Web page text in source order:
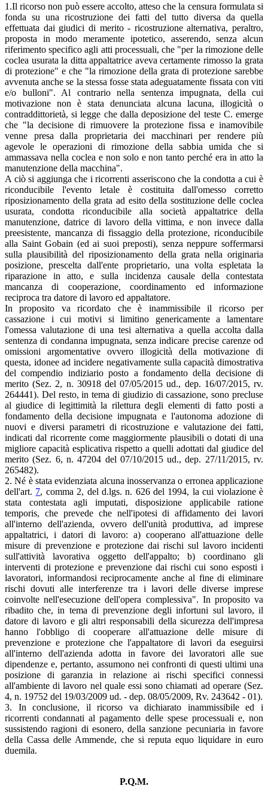
1.Il ricorso non può essere accolto, atteso che la censura formulata si
fonda su una ricostruzione dei fatti del tutto diversa da quella
effettuata dai giudici di merito - ricostruzione alternativa, peraltro,
proposta in modo meramente ipotetico, asserendo, senza alcun
riferimento specifico agli atti processuali, che "per la rimozione delle
coclea usurata la ditta appaltatrice aveva certamente rimosso la grata
di protezione" e che "la rimozione della grata di protezione sarebbe
avvenuta anche se la stessa fosse stata adeguatamente fissata con viti
e/o bulloni". Al contrario nella sentenza impugnata, della cui
motivazione non è stata denunciata alcuna lacuna, illogicità o
contraddittorietà, si legge che dalla deposizione del teste C. emerge
che "la decisione di rimuovere la protezione fissa e inamovibile
venne presa dalla proprietaria dei macchinari per rendere più
agevole le operazioni di rimozione della sabbia umida che si
ammassava nella coclea e non solo e non tanto perché era in atto la
manutenzione della macchina".
A ciò si aggiunga che i ricorrenti asseriscono che la condotta a cui è
riconducibile l'evento letale è costituita dall'omesso corretto
riposizionamento della grata ad esito della sostituzione delle coclea
usurata, condotta riconducibile alla società appaltatrice della
manutenzione, datrice di lavoro della vittima, e non invece dalla
preesistente, mancanza di fissaggio della protezione, riconducibile
alla Saint Gobain (ed ai suoi preposti), senza neppure soffermarsi
sulla plausibilità del riposizionamento della grata nella originaria
posizione, prescelta dall'ente proprietario, una volta espletata la
riparazione in atto, e sulla incidenza causale della contestata
mancanza di cooperazione, coordinamento ed informazione
reciproca tra datore di lavoro ed appaltatore.
In proposito va ricordato che è inammissibile il ricorso per
cassazione i cui motivi si limitino genericamente a lamentare
l'omessa valutazione di una tesi alternativa a quella accolta dalla
sentenza di condanna impugnata, senza indicare precise carenze od
omissioni argomentative ovvero illogicità della motivazione di
questa, idonee ad incidere negativamente sulla capacità dimostrativa
del compendio indiziario posto a fondamento della decisione di
merito (Sez. 2, n. 30918 del 07/05/2015 ud., dep. 16/07/2015, rv.
264441). Del resto, in tema di giudizio di cassazione, sono precluse
al giudice di legittimità la rilettura degli elementi di fatto posti a
fondamento della decisione impugnata e l'autonoma adozione di
nuovi e diversi parametri di ricostruzione e valutazione dei fatti,
indicati dal ricorrente come maggiormente plausibili o dotati di una
migliore capacità esplicativa rispetto a quelli adottati dal giudice del
merito (Sez. 6, n. 47204 del 07/10/2015 ud., dep. 27/11/2015, rv.
265482).
2. Né è stata evidenziata alcuna inosservanza o erronea applicazione
dell'art. 7, comma 2, del d.lgs. n. 626 del 1994, la cui violazione è
stata contestata agli imputati, disposizione applicabile ratione
temporis, che prevede che nell'ipotesi di affidamento dei lavori
all'interno dell'azienda, ovvero dell'unità produttiva, ad imprese
appaltatrici, i datori di lavoro: a) cooperano all'attuazione delle
misure di prevenzione e protezione dai rischi sul lavoro incidenti
sull'attività lavorativa oggetto dell'appalto; b) coordinano gli
interventi di protezione e prevenzione dai rischi cui sono esposti i
lavoratori, informandosi reciprocamente anche al fine di eliminare
rischi dovuti alle interferenze tra i lavori delle diverse imprese
coinvolte nell'esecuzione dell'opera complessiva". In proposito va
ribadito che, in tema di prevenzione degli infortuni sul lavoro, il
datore di lavoro e gli altri responsabili della sicurezza dell'impresa
hanno l'obbligo di cooperare all'attuazione delle misure di
prevenzione e protezione che l'appaltatore di lavori da eseguirsi
all'interno dell'azienda adotta in favore dei lavoratori alle sue
dipendenze e, pertanto, assumono nei confronti di questi ultimi una
posizione di garanzia in relazione ai rischi specifici connessi
all'ambiente di lavoro nel quale essi sono chiamati ad operare (Sez.
4, n. 19752 del 19/03/2009 ud. - dep. 08/05/2009, Rv. 243642 - 01).
3. In conclusione, il ricorso va dichiarato inammissibile ed i
ricorrenti condannati al pagamento delle spese processuali e, non
sussistendo ragioni di esonero, della sanzione pecuniaria in favore
della Cassa delle Ammende, che si reputa equo liquidare in euro
duemila.
P.Q.M.